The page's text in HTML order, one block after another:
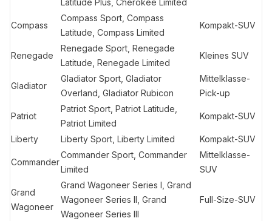
Latitude Plus, Cherokee Limited
Compass
Compass Sport, Compass
Latitude, Compass Limited
Kompakt-SUV
Renegade
Renegade Sport, Renegade
Latitude, Renegade Limited
Kleines SUV
Gladiator
Gladiator Sport, Gladiator
Overland, Gladiator Rubicon
Mittelklasse-
Pick-up
Patriot
Patriot Sport, Patriot Latitude,
Patriot Limited
Kompakt-SUV
Liberty Liberty Sport, Liberty Limited Kompakt-SUV
Commander
Commander Sport, Commander
Limited
Mittelklasse-
SUV
Grand
Wagoneer
Grand Wagoneer Series I, Grand
Wagoneer Series II, Grand
Wagoneer Series III
Full-Size-SUV